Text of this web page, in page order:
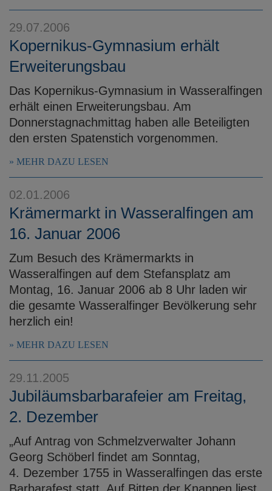
29.07.2006
Kopernikus-Gymnasium erhält
Erweiterungsbau
Das Kopernikus-Gymnasium in Wasseralfingen
erhält einen Erweiterungsbau. Am
Donnerstagnachmittag haben alle Beteiligten
den ersten Spatenstich vorgenommen.
MEHR DAZU LESEN
02.01.2006
Krämermarkt in Wasseralfingen am
16. Januar 2006
Zum Besuch des Krämermarkts in
Wasseralfingen auf dem Stefansplatz am
Montag, 16. Januar 2006 ab 8 Uhr laden wir
die gesamte Wasseralfinger Bevölkerung sehr
herzlich ein!
MEHR DAZU LESEN
29.11.2005
Jubiläumsbarbarafeier am Freitag,
2. Dezember
„Auf Antrag von Schmelzverwalter Johann
Georg Schöberl findet am Sonntag,
4. Dezember 1755 in Wasseralfingen das erste